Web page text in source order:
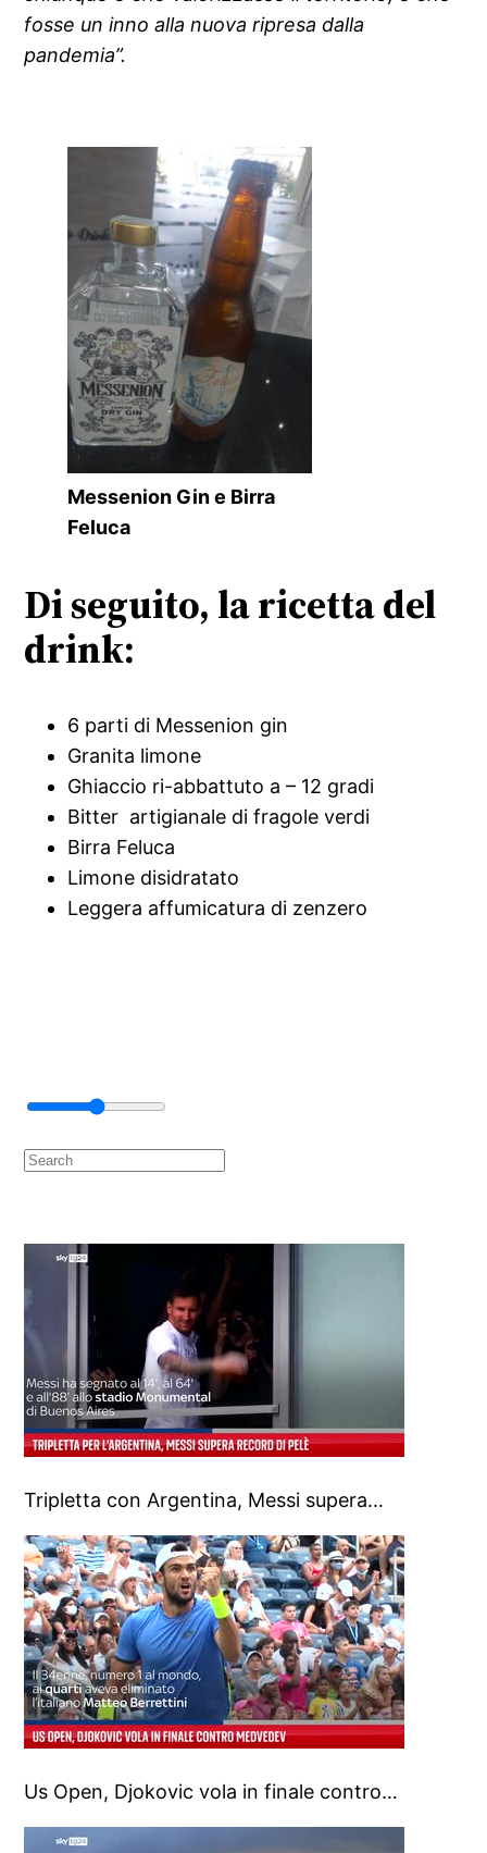
fosse un inno alla nuova ripresa dalla
pandemia”.
Messenion Gin e Birra
Feluca
Di seguito, la ricetta del
drink:
6 parti di Messenion gin
Granita limone
Ghiaccio ri-abbattuto a – 12 gradi
Bitter artigianale di fragole verdi
Birra Feluca
Limone disidratato
Leggera affumicatura di zenzero
Tripletta con Argentina, Messi supera…
Us Open, Djokovic vola in finale contro…